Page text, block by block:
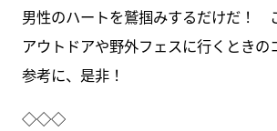
男性のハートを鷲掴みするだけだ！
アウトドアや野外フェスに行くときの
参考に、是非！
◇◇◇